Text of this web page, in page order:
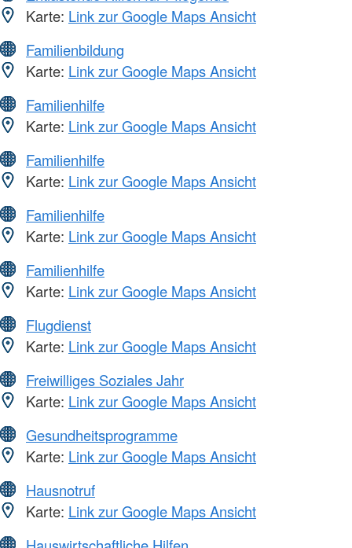
Karte: Link zur Google Maps Ansicht
Familienbildung
Karte: Link zur Google Maps Ansicht
Familienhilfe
Karte: Link zur Google Maps Ansicht
Familienhilfe
Karte: Link zur Google Maps Ansicht
Familienhilfe
Karte: Link zur Google Maps Ansicht
Familienhilfe
Karte: Link zur Google Maps Ansicht
Flugdienst
Karte: Link zur Google Maps Ansicht
Freiwilliges Soziales Jahr
Karte: Link zur Google Maps Ansicht
Gesundheitsprogramme
Karte: Link zur Google Maps Ansicht
Hausnotruf
Karte: Link zur Google Maps Ansicht